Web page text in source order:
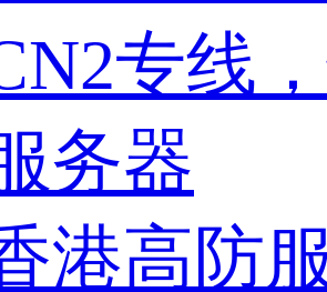
专线
务器
港高防